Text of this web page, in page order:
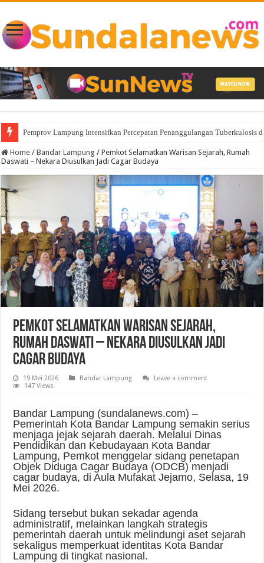
Pemprov Lampung Intensifkan Percepatan Penanggulangan Tuberkulosis
Home / Bandar Lampung / Pemkot Selamatkan Warisan Sejarah, Rumah
Daswati – Nekara Diusulkan Jadi Cagar Budaya
Pemkot Selamatkan Warisan Sejarah,
Rumah Daswati – Nekara Diusulkan Jadi
Cagar Budaya
19 Mei 2026 Bandar Lampung
Leave a comment
147 Views
Bandar Lampung (sundalanews.com) –
Pemerintah Kota Bandar Lampung semakin serius
menjaga jejak sejarah daerah. Melalui Dinas
Pendidikan dan Kebudayaan Kota Bandar
Lampung, Pemkot menggelar sidang penetapan
Objek Diduga Cagar Budaya (ODCB) menjadi
cagar budaya, di Aula Mufakat Jejamo, Selasa, 19
Mei 2026.
Sidang tersebut bukan sekadar agenda
administratif, melainkan langkah strategis
pemerintah daerah untuk melindungi aset sejarah
sekaligus memperkuat identitas Kota Bandar
Lampung di tingkat nasional.